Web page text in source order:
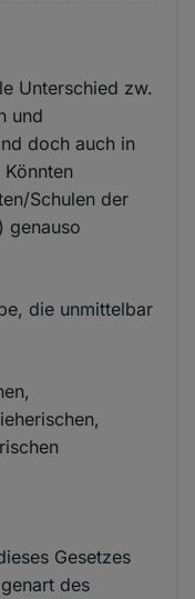
Unterschied zw.
und
doch auch in
Schulen der
genauso
die unmittelbar
Gesetzes
des